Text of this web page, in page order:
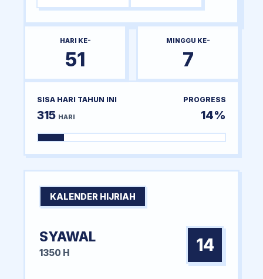
HARI KE-
51
MINGGU KE-
7
SISA HARI TAHUN INI
315 HARI
PROGRESS
14%
KALENDER HIJRIAH
SYAWAL
1350 H 14